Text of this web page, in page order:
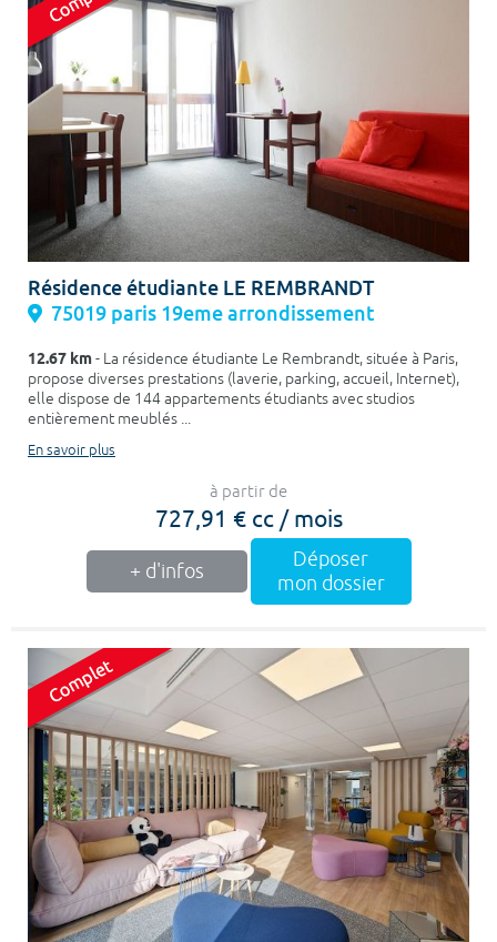
Résidence étudiante LE REMBRANDT
75019 paris 19eme arrondissement
12.67 km- La résidence étudiante Le Rembrandt, située à Paris,
propose diverses prestations (laverie, parking, accueil, Internet),
elle dispose de 144 appartements étudiants avec studios
entièrement meublés ...
En savoir plus
à partir de
727,91 € cc / mois
+ d'infos
Déposer
mon dossier